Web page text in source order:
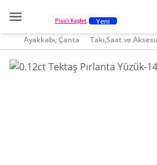
Plus'ı Keşfet Yeni
Ayakkabı, Çanta Takı,Saat ve